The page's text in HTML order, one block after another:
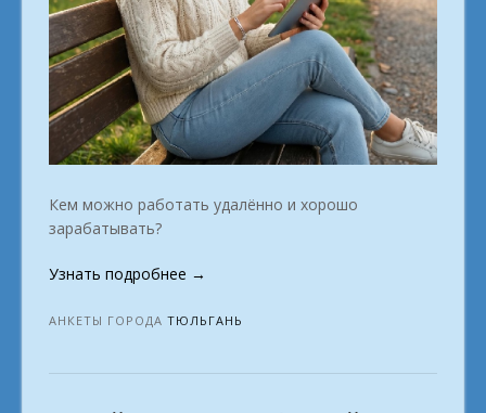
Кем можно работать удалённо и хорошо
зарабатывать?
Узнать подробнее «Начни
Пора
→
АНКЕТЫ ГОРОДА ТЮЛЬГАНЬ